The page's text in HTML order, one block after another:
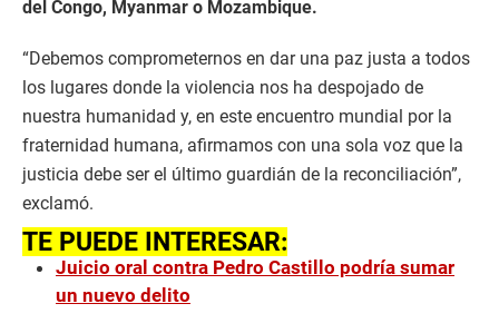
del Congo, Myanmar o Mozambique.
“Debemos comprometernos en dar una paz justa a todos
los lugares donde la violencia nos ha despojado de
nuestra humanidad y, en este encuentro mundial por la
fraternidad humana, afirmamos con una sola voz que la
justicia debe ser el último guardián de la reconciliación”,
exclamó.
TE PUEDE INTERESAR:
Juicio oral contra Pedro Castillo podría sumar
un nuevo delito